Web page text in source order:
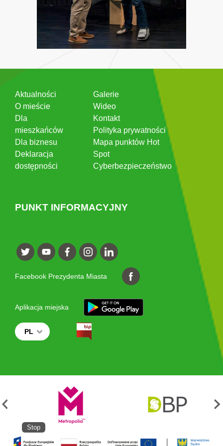
Aktualności
O mieście
Dla
mieszkańców
Dla biznesu
Deklaracja
dostępności
Galerie
Wideo
Kontakt
Polityka prywatności
Mapa punktów Hot
Spot
Cyberbezpieczeństwo
PUNKT INFORMACYJNY
Facebook Prezydenta Miasta
Aplikacja miejska
PL
Stop